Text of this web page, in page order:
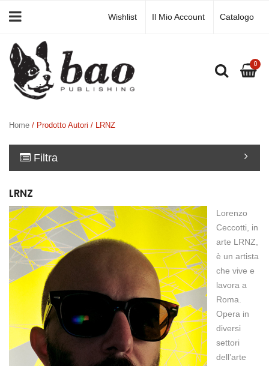
Wishlist Il Mio Account Catalogo
0
Home / Prodotto Autori / LRNZ
Filtra
LRNZ
Lorenzo
Ceccotti, in
arte LRNZ,
è un artista
che vive e
lavora a
Roma.
Opera in
diversi
settori
dell’arte